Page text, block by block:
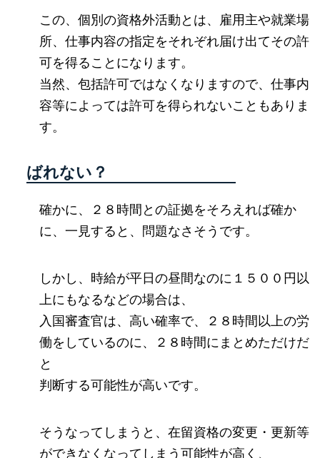
この、個別の資格外活動とは、雇用主や就業場
所、仕事内容の指定をそれぞれ届け出てその許
可を得ることになります。
当然、包括許可ではなくなりますので、仕事内
容等によっては許可を得られないこともありま
す。
ばれない？
確かに、２８時間との証拠をそろえれば確か
に、一見すると、問題なさそうです。
しかし、時給が平日の昼間なのに１５００円以
上にもなるなどの場合は、
入国審査官は、高い確率で、２８時間以上の労
働をしているのに、２８時間にまとめただけだ
と
判断する可能性が高いです。
そうなってしまうと、在留資格の変更・更新等
ができなくなってしまう可能性が高く、